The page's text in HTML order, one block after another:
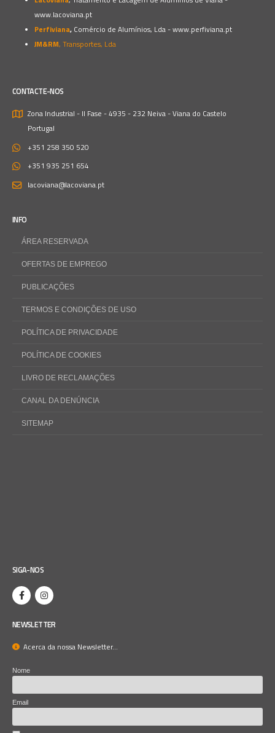
www.lacoviana.pt
Perfiviana, Comércio de Alumínios, Lda -www.perfiviana.pt
JM&RM, Transportes, Lda
CONTACTE-NOS
Zona Industrial - II Fase - 4935 - 232 Neiva - Viana do Castelo
Portugal
+351 258 350 520
+351 935 251 654
lacoviana@lacoviana.pt
INFO
ÁREA RESERVADA
OFERTAS DE EMPREGO
PUBLICAÇÕES
TERMOS E CONDIÇÕES DE USO
POLÍTICA DE PRIVACIDADE
POLÍTICA DE COOKIES
LIVRO DE RECLAMAÇÕES
CANAL DA DENÚNCIA
SITEMAP
SIGA-NOS
NEWSLETTER
Acerca da nossa Newsletter...
Nome
Email